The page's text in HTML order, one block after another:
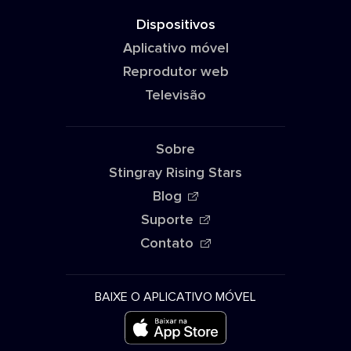
Dispositivos
Aplicativo móvel
Reprodutor web
Televisão
Sobre
Stingray Rising Stars
Blog
Suporte
Contato
BAIXE O APLICATIVO MÓVEL